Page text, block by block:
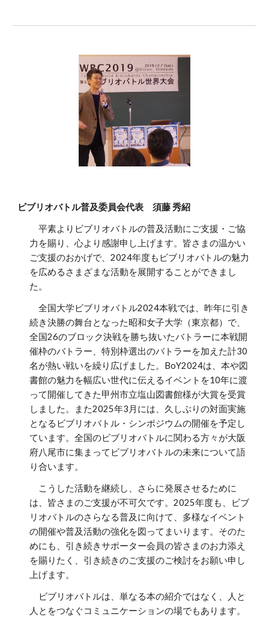
ビブリオバトル普及委員会代表 須藤 秀紹
平素よりビブリオバトルの普及活動にご支援・ご協
力を賜り、心より感謝申し上げます。皆さまの温かい
ご支援のおかげで、2024年度もビブリオバトルの魅力
を広めるさまざまな活動を展開することができまし
た。
全国大学ビブリオバトル2024本戦では、昨年に引き
続き決勝の舞台となった昭和女子大学（東京都）で、
全国26のブロック決戦を勝ち抜いたバトラーに本戦開
催枠のバトラー、特別枠選出のバトラーを加えた計30
名が熱い戦いを繰り広げました。BoY2024は、本や図
書館の魅力を幅広い世代に伝えるイベントを10年に渡
って開催してきた甲州市立塩山図書館様が大賞を受賞
しました。また2025年3月には、久しぶりの対面実施
となるビブリオバトル・シンポジウムの開催を予定し
ています。全国のビブリオバトルに関わる方々が大阪
府八尾市に集まってビブリオバトルの未来について語
り合います。
こうした活動を継続し、さらに発展させるために
は、皆さまのご支援が不可欠です。2025年度も、ビブ
リオバトルのさらなる普及に向けて、多様なイベント
の開催や普及活動の強化を図ってまいります。そのた
めにも、引き続きサポーター会員の皆さまのお力添え
を賜りたく、引き続きのご支援のご検討をお願い申し
上げます。
ビブリオバトルは、単なる本の紹介ではなく、人と
人とをつなぐコミュニケーションの場でもあります。